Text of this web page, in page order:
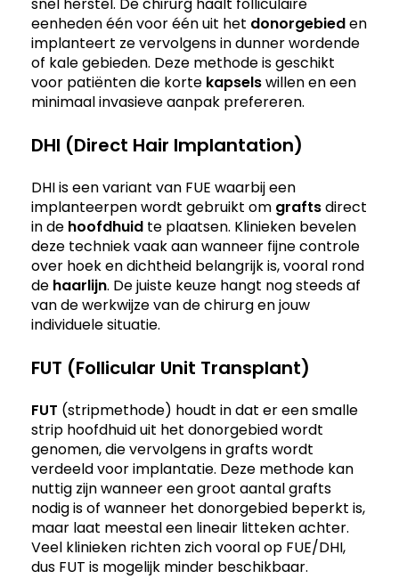
snel herstel. De chirurg haalt folliculaire
eenheden één voor één uit het donorgebieden
implanteert ze vervolgens in dunner wordende
of kale gebieden. Deze methode is geschikt
voor patiënten die korte kapselswillen en een
minimaal invasieve aanpak prefereren.
DHI (Direct Hair Implantation)
DHI is een variant van FUE waarbij een
implanteerpen wordt gebruikt om graftsdirect
in de hoofdhuid te plaatsen. Klinieken bevelen
deze techniek vaak aan wanneer fijne controle
over hoek en dichtheid belangrijk is, vooral rond
de haarlijn. De juiste keuze hangt nog steeds af
van de werkwijze van de chirurg en jouw
individuele situatie.
FUT (Follicular Unit Transplant)
FUT (stripmethode) houdt in dat er een smalle
strip hoofdhuid uit het donorgebied wordt
genomen, die vervolgens in grafts wordt
verdeeld voor implantatie. Deze methode kan
nuttig zijn wanneer een groot aantal grafts
nodig is of wanneer het donorgebied beperkt is,
maar laat meestal een lineair litteken achter.
Veel klinieken richten zich vooral op FUE/DHI,
dus FUT is mogelijk minder beschikbaar.